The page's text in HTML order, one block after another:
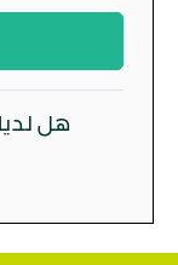
هل